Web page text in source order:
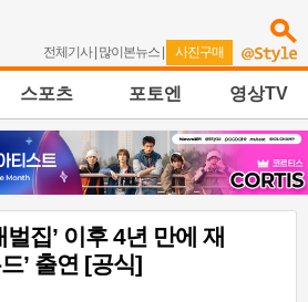
전체기사| 많이본뉴스 | 사진구매
스포츠 포토엔 영상TV
벌집’ 이후 4년 만에 재
’ 출연 [공식]